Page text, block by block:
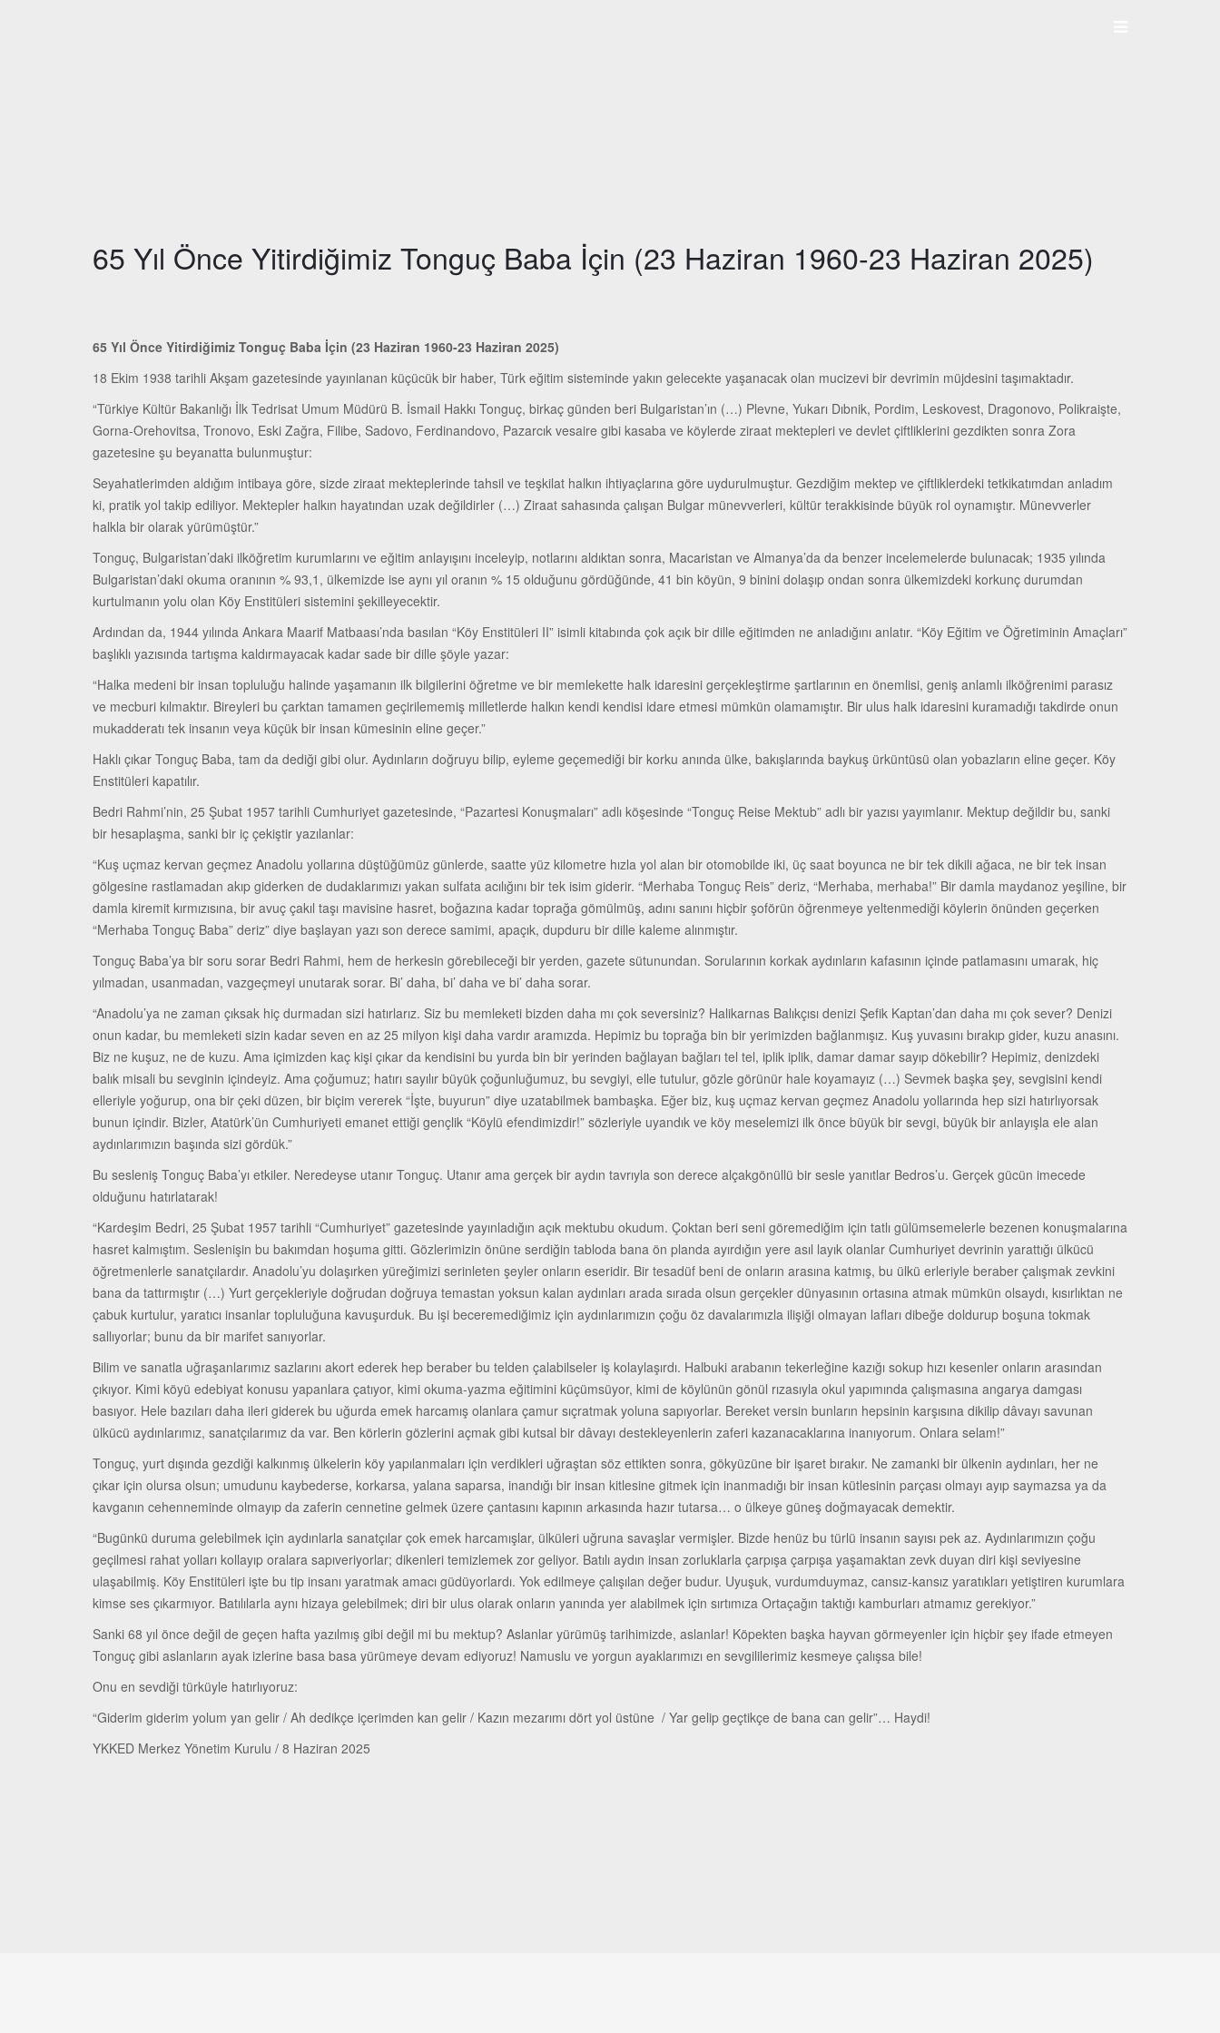
65 Yıl Önce Yitirdiğimiz Tonguç Baba İçin (23 Haziran 1960-23 Haziran 2025)
65 Yıl Önce Yitirdiğimiz Tonguç Baba İçin (23 Haziran 1960-23 Haziran 2025)
18 Ekim 1938 tarihli Akşam gazetesinde yayınlanan küçücük bir haber, Türk eğitim sisteminde yakın gelecekte yaşanacak olan mucizevi bir devrimin müjdesini taşımaktadır.
“Türkiye Kültür Bakanlığı İlk Tedrisat Umum Müdürü B. İsmail Hakkı Tonguç, birkaç günden beri Bulgaristan’ın (…) Plevne, Yukarı Dıbnik, Pordim, Leskovest, Dragonovo, Polikraişte,
Gorna-Orehovitsa, Tronovo, Eski Zağra, Filibe, Sadovo, Ferdinandovo, Pazarcık vesaire gibi kasaba ve köylerde ziraat mektepleri ve devlet çiftliklerini gezdikten sonra Zora
gazetesine şu beyanatta bulunmuştur:
Seyahatlerimden aldığım intibaya göre, sizde ziraat mekteplerinde tahsil ve teşkilat halkın ihtiyaçlarına göre uydurulmuştur. Gezdiğim mektep ve çiftliklerdeki tetkikatımdan anladım
ki, pratik yol takip ediliyor. Mektepler halkın hayatından uzak değildirler (…) Ziraat sahasında çalışan Bulgar münevverleri, kültür terakkisinde büyük rol oynamıştır. Münevverler
halkla bir olarak yürümüştür.”
Tonguç, Bulgaristan’daki ilköğretim kurumlarını ve eğitim anlayışını inceleyip, notlarını aldıktan sonra, Macaristan ve Almanya’da da benzer incelemelerde bulunacak; 1935 yılında
Bulgaristan’daki okuma oranının % 93,1, ülkemizde ise aynı yıl oranın % 15 olduğunu gördüğünde, 41 bin köyün, 9 binini dolaşıp ondan sonra ülkemizdeki korkunç durumdan
kurtulmanın yolu olan Köy Enstitüleri sistemini şekilleyecektir.
Ardından da, 1944 yılında Ankara Maarif Matbaası’nda basılan “Köy Enstitüleri II” isimli kitabında çok açık bir dille eğitimden ne anladığını anlatır. “Köy Eğitim ve Öğretiminin Amaçları”
başlıklı yazısında tartışma kaldırmayacak kadar sade bir dille şöyle yazar:
“Halka medeni bir insan topluluğu halinde yaşamanın ilk bilgilerini öğretme ve bir memlekette halk idaresini gerçekleştirme şartlarının en önemlisi, geniş anlamlı ilköğrenimi parasız
ve mecburi kılmaktır. Bireyleri bu çarktan tamamen geçirilememiş milletlerde halkın kendi kendisi idare etmesi mümkün olamamıştır. Bir ulus halk idaresini kuramadığı takdirde onun
mukadderatı tek insanın veya küçük bir insan kümesinin eline geçer.”
Haklı çıkar Tonguç Baba, tam da dediği gibi olur. Aydınların doğruyu bilip, eyleme geçemediği bir korku anında ülke, bakışlarında baykuş ürküntüsü olan yobazların eline geçer. Köy
Enstitüleri kapatılır.
Bedri Rahmi’nin, 25 Şubat 1957 tarihli Cumhuriyet gazetesinde, “Pazartesi Konuşmaları” adlı köşesinde “Tonguç Reise Mektub” adlı bir yazısı yayımlanır. Mektup değildir bu, sanki
bir hesaplaşma, sanki bir iç çekiştir yazılanlar:
“Kuş uçmaz kervan geçmez Anadolu yollarına düştüğümüz günlerde, saatte yüz kilometre hızla yol alan bir otomobilde iki, üç saat boyunca ne bir tek dikili ağaca, ne bir tek insan
gölgesine rastlamadan akıp giderken de dudaklarımızı yakan sulfata acılığını bir tek isim giderir. “Merhaba Tonguç Reis” deriz, “Merhaba, merhaba!” Bir damla maydanoz yeşiline, bir
damla kiremit kırmızısına, bir avuç çakıl taşı mavisine hasret, boğazına kadar toprağa gömülmüş, adını sanını hiçbir şoförün öğrenmeye yeltenmediği köylerin önünden geçerken
“Merhaba Tonguç Baba” deriz” diye başlayan yazı son derece samimi, apaçık, dupduru bir dille kaleme alınmıştır.
Tonguç Baba’ya bir soru sorar Bedri Rahmi, hem de herkesin görebileceği bir yerden, gazete sütunundan. Sorularının korkak aydınların kafasının içinde patlamasını umarak, hiç
yılmadan, usanmadan, vazgeçmeyi unutarak sorar. Bi’ daha, bi’ daha ve bi’ daha sorar.
“Anadolu’ya ne zaman çıksak hiç durmadan sizi hatırlarız. Siz bu memleketi bizden daha mı çok seversiniz? Halikarnas Balıkçısı denizi Şefik Kaptan’dan daha mı çok sever? Denizi
onun kadar, bu memleketi sizin kadar seven en az 25 milyon kişi daha vardır aramızda. Hepimiz bu toprağa bin bir yerimizden bağlanmışız. Kuş yuvasını bırakıp gider, kuzu anasını.
Biz ne kuşuz, ne de kuzu. Ama içimizden kaç kişi çıkar da kendisini bu yurda bin bir yerinden bağlayan bağları tel tel, iplik iplik, damar damar sayıp dökebilir? Hepimiz, denizdeki
balık misali bu sevginin içindeyiz. Ama çoğumuz; hatırı sayılır büyük çoğunluğumuz, bu sevgiyi, elle tutulur, gözle görünür hale koyamayız (…) Sevmek başka şey, sevgisini kendi
elleriyle yoğurup, ona bir çeki düzen, bir biçim vererek “İşte, buyurun” diye uzatabilmek bambaşka. Eğer biz, kuş uçmaz kervan geçmez Anadolu yollarında hep sizi hatırlıyorsak
bunun içindir. Bizler, Atatürk’ün Cumhuriyeti emanet ettiği gençlik “Köylü efendimizdir!” sözleriyle uyandık ve köy meselemizi ilk önce büyük bir sevgi, büyük bir anlayışla ele alan
aydınlarımızın başında sizi gördük.”
Bu sesleniş Tonguç Baba’yı etkiler. Neredeyse utanır Tonguç. Utanır ama gerçek bir aydın tavrıyla son derece alçakgönüllü bir sesle yanıtlar Bedros’u. Gerçek gücün imecede
olduğunu hatırlatarak!
“Kardeşim Bedri, 25 Şubat 1957 tarihli “Cumhuriyet” gazetesinde yayınladığın açık mektubu okudum. Çoktan beri seni göremediğim için tatlı gülümsemelerle bezenen konuşmalarına
hasret kalmıştım. Seslenişin bu bakımdan hoşuma gitti. Gözlerimizin önüne serdiğin tabloda bana ön planda ayırdığın yere asıl layık olanlar Cumhuriyet devrinin yarattığı ülkücü
öğretmenlerle sanatçılardır. Anadolu’yu dolaşırken yüreğimizi serinleten şeyler onların eseridir. Bir tesadüf beni de onların arasına katmış, bu ülkü erleriyle beraber çalışmak zevkini
bana da tattırmıştır (…) Yurt gerçekleriyle doğrudan doğruya temastan yoksun kalan aydınları arada sırada olsun gerçekler dünyasının ortasına atmak mümkün olsaydı, kısırlıktan ne
çabuk kurtulur, yaratıcı insanlar topluluğuna kavuşurduk. Bu işi beceremediğimiz için aydınlarımızın çoğu öz davalarımızla ilişiği olmayan lafları dibeğe doldurup boşuna tokmak
sallıyorlar; bunu da bir marifet sanıyorlar.
Bilim ve sanatla uğraşanlarımız sazlarını akort ederek hep beraber bu telden çalabilseler iş kolaylaşırdı. Halbuki arabanın tekerleğine kazığı sokup hızı kesenler onların arasından
çıkıyor. Kimi köyü edebiyat konusu yapanlara çatıyor, kimi okuma-yazma eğitimini küçümsüyor, kimi de köylünün gönül rızasıyla okul yapımında çalışmasına angarya damgası
basıyor. Hele bazıları daha ileri giderek bu uğurda emek harcamış olanlara çamur sıçratmak yoluna sapıyorlar. Bereket versin bunların hepsinin karşısına dikilip dâvayı savunan
ülkücü aydınlarımız, sanatçılarımız da var. Ben körlerin gözlerini açmak gibi kutsal bir dâvayı destekleyenlerin zaferi kazanacaklarına inanıyorum. Onlara selam!”
Tonguç, yurt dışında gezdiği kalkınmış ülkelerin köy yapılanmaları için verdikleri uğraştan söz ettikten sonra, gökyüzüne bir işaret bırakır. Ne zamanki bir ülkenin aydınları, her ne
çıkar için olursa olsun; umudunu kaybederse, korkarsa, yalana saparsa, inandığı bir insan kitlesine gitmek için inanmadığı bir insan kütlesinin parçası olmayı ayıp saymazsa ya da
kavganın cehenneminde olmayıp da zaferin cennetine gelmek üzere çantasını kapının arkasında hazır tutarsa… o ülkeye güneş doğmayacak demektir.
“Bugünkü duruma gelebilmek için aydınlarla sanatçılar çok emek harcamışlar, ülküleri uğruna savaşlar vermişler. Bizde henüz bu türlü insanın sayısı pek az. Aydınlarımızın çoğu
geçilmesi rahat yolları kollayıp oralara sapıveriyorlar; dikenleri temizlemek zor geliyor. Batılı aydın insan zorluklarla çarpışa çarpışa yaşamaktan zevk duyan diri kişi seviyesine
ulaşabilmiş. Köy Enstitüleri işte bu tip insanı yaratmak amacı güdüyorlardı. Yok edilmeye çalışılan değer budur. Uyuşuk, vurdumduymaz, cansız-kansız yaratıkları yetiştiren kurumlara
kimse ses çıkarmıyor. Batılılarla aynı hizaya gelebilmek; diri bir ulus olarak onların yanında yer alabilmek için sırtımıza Ortaçağın taktığı kamburları atmamız gerekiyor.”
Sanki 68 yıl önce değil de geçen hafta yazılmış gibi değil mi bu mektup? Aslanlar yürümüş tarihimizde, aslanlar! Köpekten başka hayvan görmeyenler için hiçbir şey ifade etmeyen
Tonguç gibi aslanların ayak izlerine basa basa yürümeye devam ediyoruz! Namuslu ve yorgun ayaklarımızı en sevgililerimiz kesmeye çalışsa bile!
Onu en sevdiği türküyle hatırlıyoruz:
“Giderim giderim yolum yan gelir / Ah dedikçe içerimden kan gelir / Kazın mezarımı dört yol üstüne / Yar gelip geçtikçe de bana can gelir”… Haydi!
YKKED Merkez Yönetim Kurulu / 8 Haziran 2025